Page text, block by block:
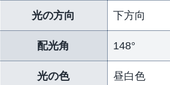
光の方向 下方向
配光角 148°
光の色 昼白色